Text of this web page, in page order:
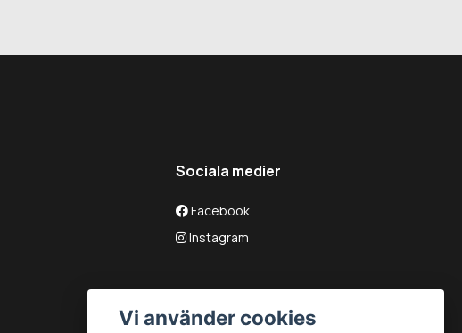
Sociala medier
Facebook
Instagram
Vi använder cookies